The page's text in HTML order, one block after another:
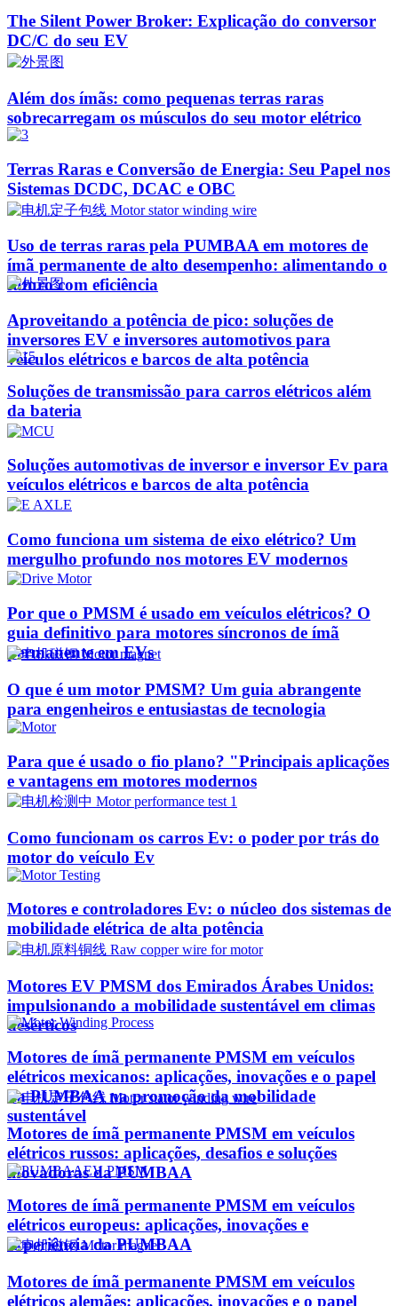
The Silent Power Broker: Explicação do conversor
DC/C do seu EV
Além dos ímãs: como pequenas terras raras
sobrecarregam os músculos do seu motor elétrico
Terras Raras e Conversão de Energia: Seu Papel nos
Sistemas DCDC, DCAC e OBC
Uso de terras raras pela PUMBAA em motores de
ímã permanente de alto desempenho: alimentando o
futuro com eficiência
Aproveitando a potência de pico: soluções de
inversores EV e inversores automotivos para
veículos elétricos e barcos de alta potência
Soluções de transmissão para carros elétricos além
da bateria
Soluções automotivas de inversor e inversor Ev para
veículos elétricos e barcos de alta potência
Como funciona um sistema de eixo elétrico? Um
mergulho profundo nos motores EV modernos
Por que o PMSM é usado em veículos elétricos? O
guia definitivo para motores síncronos de ímã
permanente em EVs
O que é um motor PMSM? Um guia abrangente
para engenheiros e entusiastas de tecnologia
Para que é usado o fio plano? "Principais aplicações
e vantagens em motores modernos
Como funcionam os carros Ev: o poder por trás do
motor do veículo Ev
Motores e controladores Ev: o núcleo dos sistemas de
mobilidade elétrica de alta potência
Motores EV PMSM dos Emirados Árabes Unidos:
impulsionando a mobilidade sustentável em climas
desérticos
Motores de ímã permanente PMSM em veículos
elétricos mexicanos: aplicações, inovações e o papel
da PUMBAA na promoção da mobilidade
sustentável
Motores de ímã permanente PMSM em veículos
elétricos russos: aplicações, desafios e soluções
inovadoras da PUMBAA
Motores de ímã permanente PMSM em veículos
elétricos europeus: aplicações, inovações e
experiência da PUMBAA
Motores de ímã permanente PMSM em veículos
elétricos alemães: aplicações, inovações e o papel